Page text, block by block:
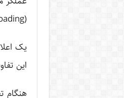
(operator oveloading) نامیده می‌شود.
یک
این
هنگام